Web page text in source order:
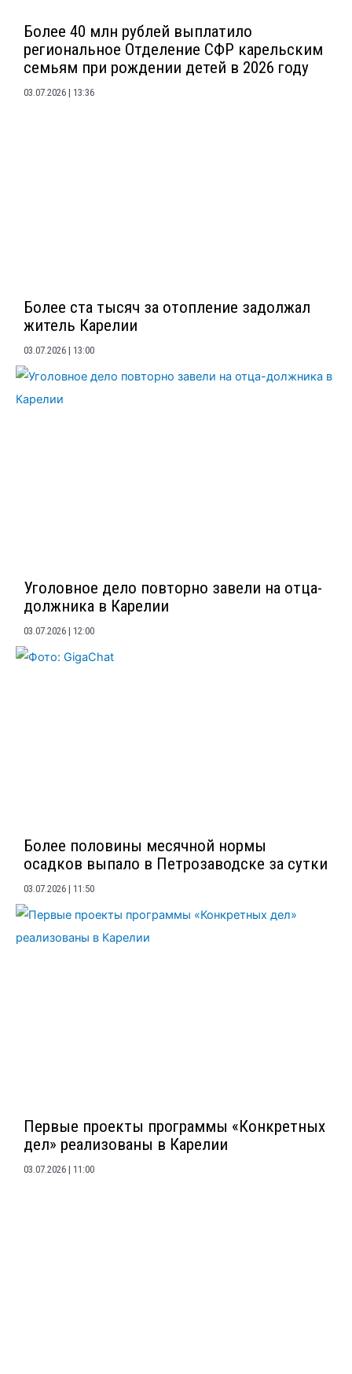
Более 40 млн рублей выплатило
региональное Отделение СФР карельским
семьям при рождении детей в 2026 году
03.07.2026 13:36
Более ста тысяч за отопление задолжал
житель Карелии
03.07.2026 13:00
Уголовное дело повторно завели на отца-
должника в Карелии
03.07.2026 12:00
Более половины месячной нормы
осадков выпало в Петрозаводске за сутки
03.07.2026 11:50
Первые проекты программы «Конкретных
дел» реализованы в Карелии
03.07.2026 11:00